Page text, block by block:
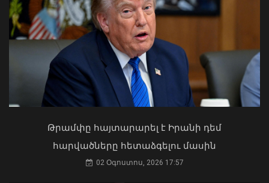
07 Օգոստոս, 2026 16:08
Ի՞նչ ուղերձ էր ոտքի չկանգնելը.
Աղաջանյանը` ընդդիմությանը
Թրամփը հայտարարել է Իրանի դեմ
հարվածները հետաձգելու մասին
02 Օգոստոս, 2026 17:57